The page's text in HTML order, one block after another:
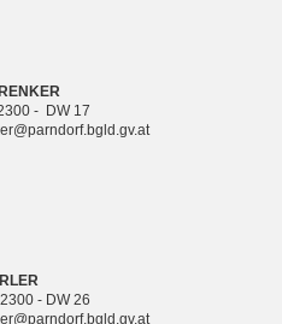
- DW 17
- DW 26